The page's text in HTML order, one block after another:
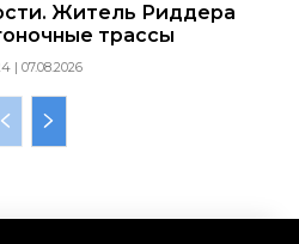
Житель Риддера
трассы
| 07.08.2026